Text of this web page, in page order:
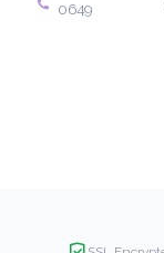
0649